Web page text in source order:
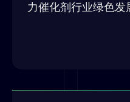
力催化剂行业绿色发